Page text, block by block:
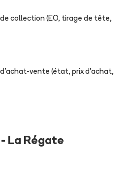
collection (EO, tirage de tête,
vente (état, prix d'achat,
La Régate